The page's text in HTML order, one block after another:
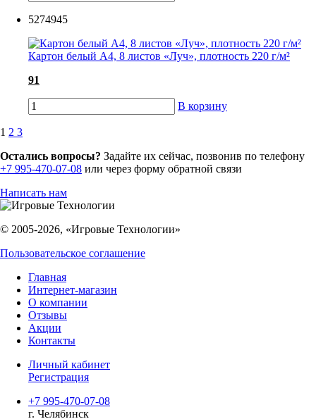
5274945
Картон белый А4, 8 листов «Луч», плотность 220 г/м²
91
В корзину
1 2 3
Остались вопросы? Задайте их сейчас, позвонив по телефону
+7 995-470-07-08 или через форму обратной связи
Написать нам
© 2005-2026, «Игровые Технологии»
Пользовательское соглашение
Главная
Интернет-магазин
О компании
Отзывы
Акции
Контакты
Личный кабинет
Регистрация
+7 995-470-07-08
г. Челябинск